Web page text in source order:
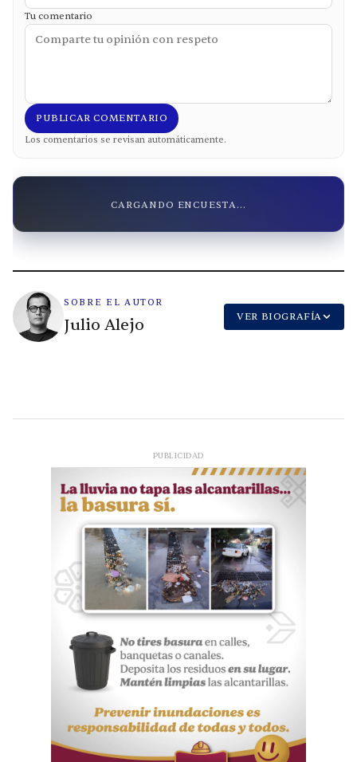
Tu comentario
PUBLICAR COMENTARIO
Los comentarios se revisan automáticamente.
CARGANDO ENCUESTA...
SOBRE EL AUTOR
Julio Alejo VER BIOGRAFÍA
PUBLICIDAD